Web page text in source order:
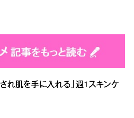
れ肌を手に入れる」週1スキンケ